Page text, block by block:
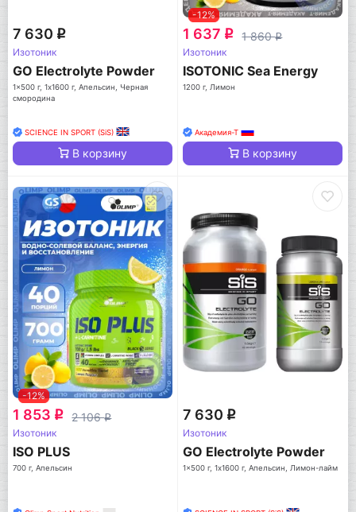
7 630 q
Изотоник
GO Electrolyte Powder
1x500 г, 1x1600 г, Апельсин, Черная
смородина
SCIENCE IN SPORT (SiS)
В корзину
-12%
1 637 q 1 860q
Изотоник
ISOTONIC Sea Energy
1200 г, Лимон
Академия-Т
В корзину
-12%
1 853 q 2 106q
Изотоник
ISO PLUS
700 г, Апельсин
7 630 q
Изотоник
GO Electrolyte Powder
1x500 г, 1x1600 г, Апельсин, Лимон-лайм